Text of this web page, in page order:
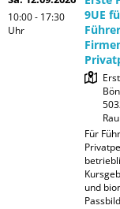
10:00 - 17:30
Uhr
9UE
Für
und